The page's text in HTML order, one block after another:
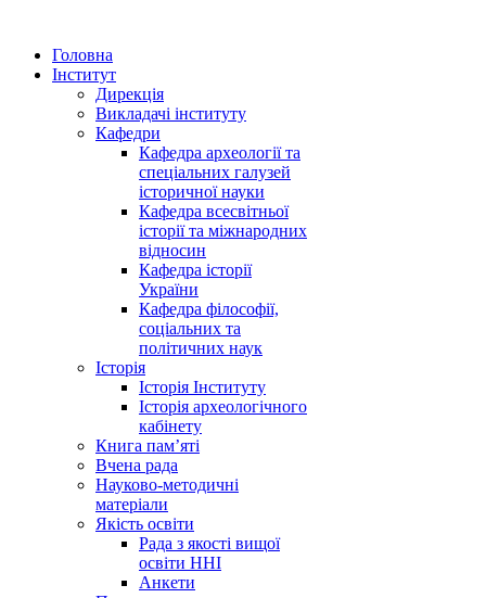
Головна
Інститут
Дирекція
Викладачі інституту
Кафедри
Кафедра археології та
спеціальних галузей
історичної науки
Кафедра всесвітньої
історії та міжнародних
відносин
Кафедра історії
України
Кафедра філософії,
соціальних та
політичних наук
Історія
Історія Інституту
Історія археологічного
кабінету
Книга памʼяті
Вчена рада
Науково-методичні
матеріали
Якість освіти
Рада з якості вищої
освіти ННІ
Анкети